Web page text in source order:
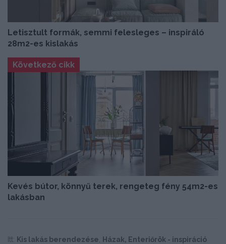
Letisztult formák, semmi felesleges – inspiráló
28m2-es kislakás
Következő cikk
Kevés bútor, könnyű terek, rengeteg fény 54m2-es
lakásban
Itt: Kis lakás berendezése Házak, Enteriőrök - inspiráció